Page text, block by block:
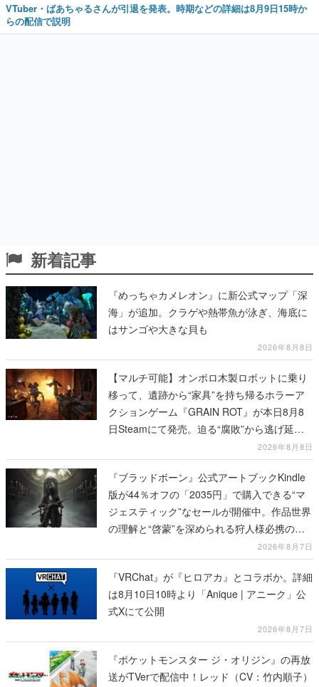
VTuber・ばあちゃるさんが引退を発表。時期などの詳細は8月9日15時か
らの配信で説明
新着記事
『めっちゃカメレオン』に新公式マップ「深
海」が追加。クラゲや熱帯魚が泳ぎ、海底に
はサンゴや大きな貝も
2026年8月8日
【マルチ可能】オンボロ木製ロボットに乗り
移って、遺跡から“家具”を持ち帰るホラーア
クションゲーム『GRAIN ROT』が本日8月8
日Steamにて発売。迫る“腐敗”から逃げ延
2026年8月8日
『ブラッドボーン』公式アートブックKindle
版が44％オフの「2035円」で購入できる“マ
ジェスティック”なセールが開催中。作品世界
の理解と“啓蒙”を深められる狩人様必携の一
2026年8月7日
『VRChat』が『ヒロアカ』とコラボか。詳細
は8月10日10時より「Anique | アニーク」公
式Xにて公開
2026年8月7日
『ポケットモンスター ジ・オリジン』の再放
送がTVerで配信中！レッド（CV：竹内順子）